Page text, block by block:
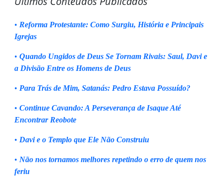
• Reforma Protestante: Como Surgiu, História e Principais
Igrejas
• Quando Ungidos de Deus Se Tornam Rivais: Saul, Davi e
a Divisão Entre os Homens de Deus
• Para Trás de Mim, Satanás: Pedro Estava Possuído?
• Continue Cavando: A Perseverança de Isaque Até
Encontrar Reobote
• Davi e o Templo que Ele Não Construiu
• Não nos tornamos melhores repetindo o erro de quem nos
feriu